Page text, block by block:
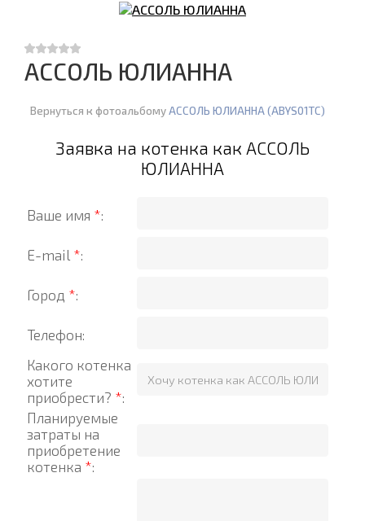
АССОЛЬ ЮЛИАННА
Вернуться к фотоальбомуАССОЛЬ ЮЛИАННА (ABYS01TC)
Заявка на котенка как АССОЛЬ
ЮЛИАННА
Ваше имя *:
E-mail *:
Город *:
Телефон:
Какого котенка
хотите
приобрести? *:
Планируемые
затраты на
приобретение
котенка *: